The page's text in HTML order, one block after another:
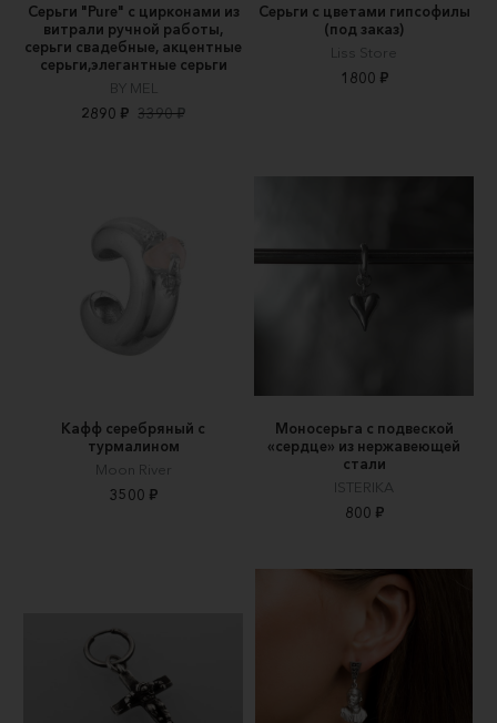
Серьги "Pure" с цирконами из
витрали ручной работы,
серьги свадебные, акцентные
серьги,элегантные серьги
BY MEL
2890 ₽ 3390 ₽
Серьги с цветами гипсофилы
(под заказ)
Liss Store
1800 ₽
Кафф серебряный с
турмалином
Moon River
3500 ₽
Моносерьга с подвеской
«сердце» из нержавеющей
стали
ISTERIKA
800 ₽